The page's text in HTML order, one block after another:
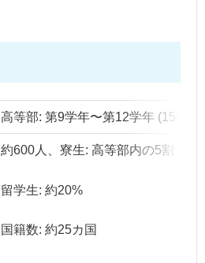
高等部: 第9学年〜第12学年 (15-18
約600人、寮生: 高等部内の5割
留学生: 約20%
国籍数: 約25カ国